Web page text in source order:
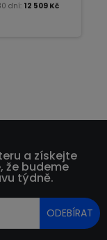
dní: 12 509 Kč
a získejte
že budeme
týdně.
ODEBÍRAT